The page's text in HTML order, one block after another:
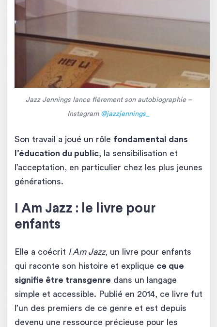
Jazz Jennings lance fièrement son autobiographie–
Instagram @jazzjennings_
Son travail a joué un rôle fondamental dans
l’éducation du public, la sensibilisation et
l’acceptation, en particulier chez les plus jeunes
générations.
I Am Jazz : le livre pour
enfants
Elle a coécrit I Am Jazz, un livre pour enfants
qui raconte son histoire et explique ce que
signifie être transgenre dans un langage
simple et accessible. Publié en 2014, ce livre fut
l’un des premiers de ce genre et est depuis
devenu une ressource précieuse pour les